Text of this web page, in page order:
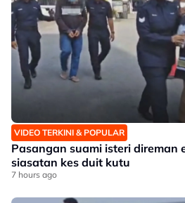
VIDEO TERKINI & POPULAR
Pasangan suami isteri direman
siasatan kes duit kutu
7 hours ago